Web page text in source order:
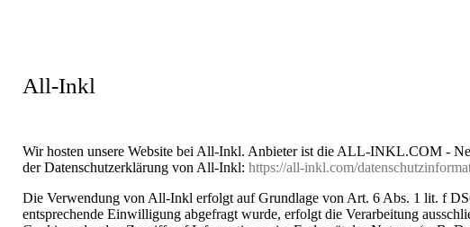
All-Inkl
Wir hosten unsere Website bei All-Inkl. Anbieter ist die ALL-INKL.COM -
der Datenschutzerklärung von All-Inkl: https://all-inkl.com/
Die Verwendung von All-Inkl erfolgt auf Grundlage von Art. 6 Abs. 1 lit. f
entsprechende Einwilligung abgefragt wurde, erfolgt die Verarbeitung